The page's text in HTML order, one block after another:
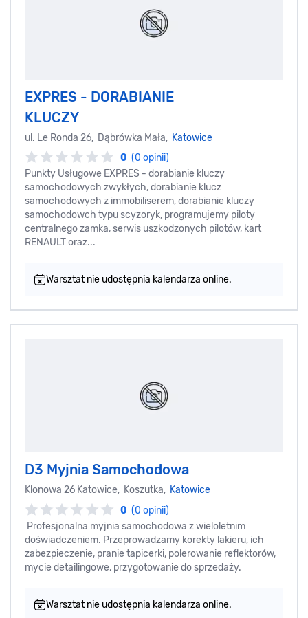
EXPRES - DORABIANIE
KLUCZY
ul. Le Ronda 26, Dąbrówka Mała, Katowice
0 (0 opinii)
Punkty Usługowe EXPRES - dorabianie kluczy
samochodowych zwykłych, dorabianie klucz
samochodowych z immobiliserem, dorabianie kluczy
samochodowch typu scyzoryk, programujemy piloty
centralnego zamka, serwis uszkodzonych pilotów, kart
RENAULT oraz...
Warsztat nie udostępnia kalendarza online.
D3 Myjnia Samochodowa
Klonowa 26 Katowice, Koszutka, Katowice
0 (0 opinii)
Profesjonalna myjnia samochodowa z wieloletnim
doświadczeniem. Przeprowadzamy korekty lakieru, ich
zabezpieczenie, pranie tapicerki, polerowanie reflektorów,
mycie detailingowe, przygotowanie do sprzedaży.
Warsztat nie udostępnia kalendarza online.